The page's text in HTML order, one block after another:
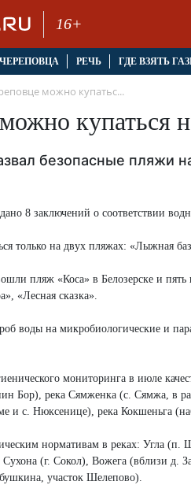
16+
РЕЧЬ ГДЕ ВЗЯТЬ
можно купатьс...
купаться
безопасные пляжи
8 заключений о соответствии
только на двух пляжах: «Лыжная
пляж «Коса» в Белозерске и
«Лесная сказка».
воды на микробиологические и
мониторинга в июле
Бор), река Сямженка (с. Сямжа, в
и с. Нюксенице), река Кокшеньга
нормативам в реках: Угла
(г. Сокол), Вожега (вблизи д.
участок Шелепово).